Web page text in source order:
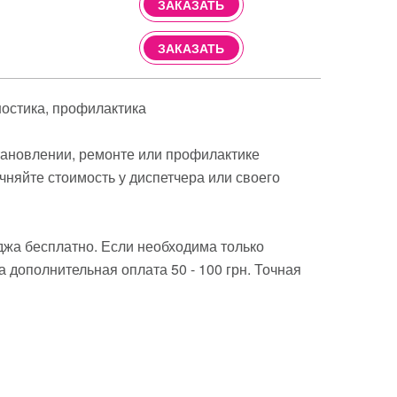
ЗАКАЗАТЬ
ЗАКАЗАТЬ
профилактика
ремонте или профилактике
стоимость у диспетчера или своего
бесплатно. Если необходима только
оплата 50 - 100 грн. Точная